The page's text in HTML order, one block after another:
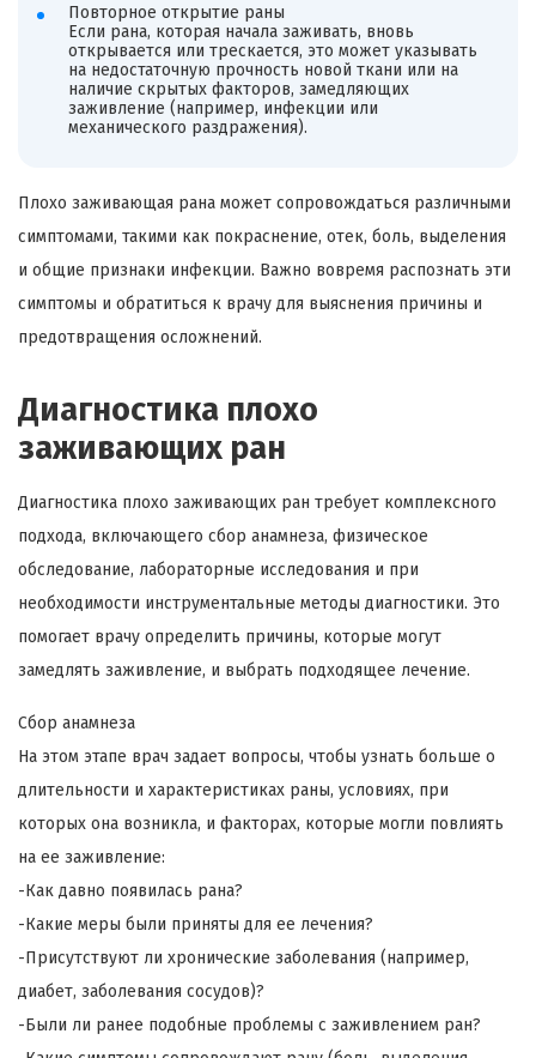
Повторное открытие раны
Если рана, которая начала заживать, вновь
открывается или трескается, это может указывать
на недостаточную прочность новой ткани или на
наличие скрытых факторов, замедляющих
заживление (например, инфекции или
механического раздражения).
Плохо заживающая рана может сопровождаться различными
симптомами, такими как покраснение, отек, боль, выделения
и общие признаки инфекции. Важно вовремя распознать эти
симптомы и обратиться к врачу для выяснения причины и
предотвращения осложнений.
Диагностика плохо
заживающих ран
Диагностика плохо заживающих ран требует комплексного
подхода, включающего сбор анамнеза, физическое
обследование, лабораторные исследования и при
необходимости инструментальные методы диагностики. Это
помогает врачу определить причины, которые могут
замедлять заживление, и выбрать подходящее лечение.
Сбор анамнеза
На этом этапе врач задает вопросы, чтобы узнать больше о
длительности и характеристиках раны, условиях, при
которых она возникла, и факторах, которые могли повлиять
на ее заживление:
-Как давно появилась рана?
-Какие меры были приняты для ее лечения?
-Присутствуют ли хронические заболевания (например,
диабет, заболевания сосудов)?
-Были ли ранее подобные проблемы с заживлением ран?